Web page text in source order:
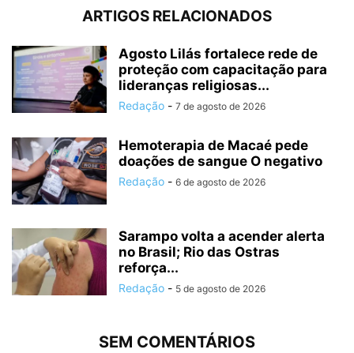
ARTIGOS RELACIONADOS
Agosto Lilás fortalece rede de
proteção com capacitação para
lideranças religiosas...
Redação - 7 de agosto de 2026
Hemoterapia de Macaé pede
doações de sangue O negativo
Redação - 6 de agosto de 2026
Sarampo volta a acender alerta
no Brasil; Rio das Ostras
reforça...
Redação - 5 de agosto de 2026
SEM COMENTÁRIOS